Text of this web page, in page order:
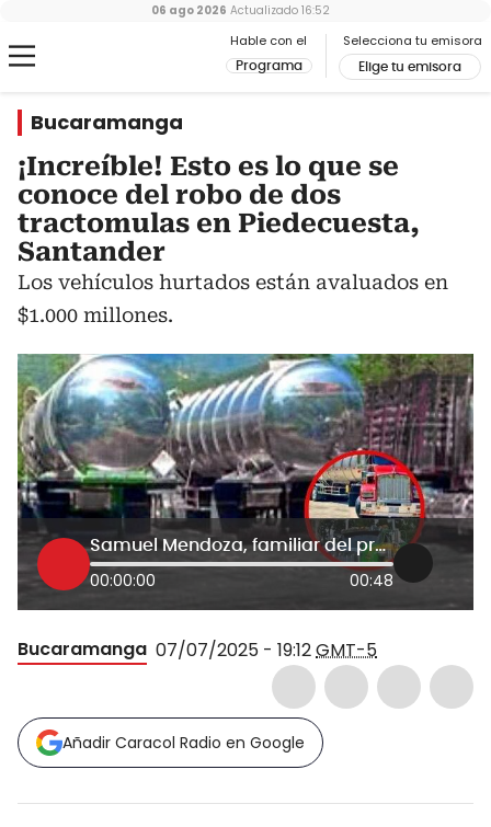
Hable con el
Programa
Selecciona tu emisora
Elige tu emisora
06 ago 2026 Actualizado 16:52
Bucaramanga
¡Increíble! Esto es lo que se
conoce del robo de dos
tractomulas en Piedecuesta,
Santander
Los vehículos hurtados están avaluados en
$1.000 millones.
Samuel Mendoza, familiar del propietario de las tractomulas
00:00:00 00:48
Bucaramanga 07/07/2025 - 19:12GMT-5
Añadir Caracol Radio en Google